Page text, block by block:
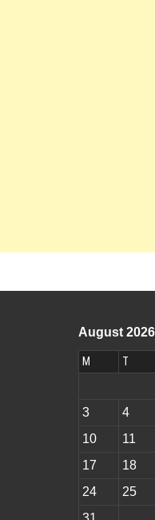
August 2026
M T
3
4
10
11
17
18
24
25